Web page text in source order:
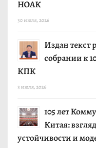
НОАК
30 июля, 2026
Издан текст
собрании к
КПК
3 июля, 2026
105 лет
Китая:
устойчивости и